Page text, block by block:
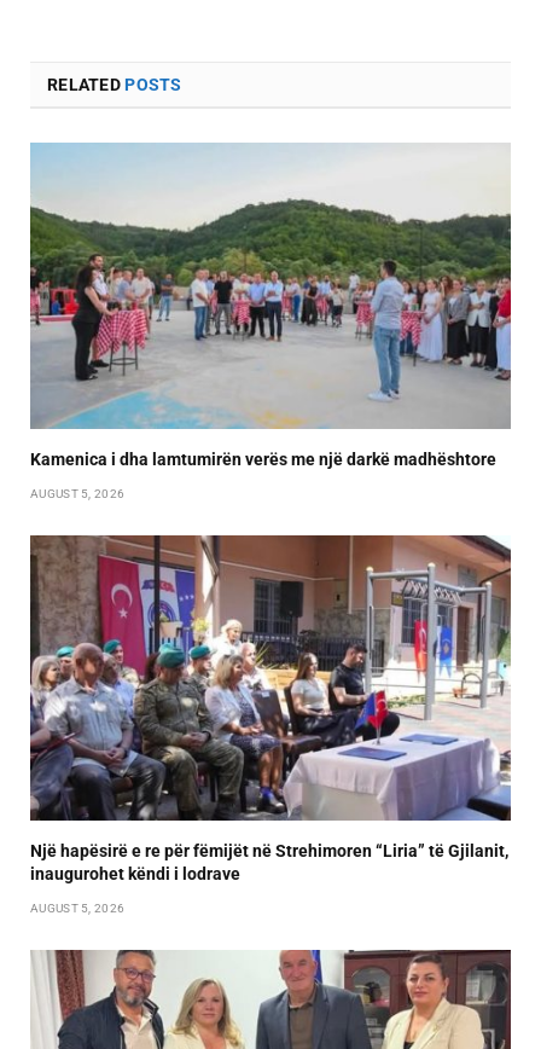
RELATEDPOSTS
Kamenica i dha lamtumirën verës me një darkë madhështore
AUGUST 5, 2026
Një hapësirë e re për fëmijët në Strehimoren “Liria” të Gjilanit,
inaugurohet këndi i lodrave
AUGUST 5, 2026